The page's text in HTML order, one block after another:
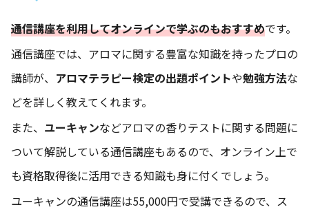
通信講座を利用してオンラインで学ぶのもおすすめです。
通信講座では、アロマに関する豊富な知識を持ったプロの
講師が、 アロマテラピー検定の出題ポイントや勉強方法な
どを詳しく教えてくれます。
また、 ユーキャンなどアロマの香りテストに関する問題に
ついて解説している通信講座もあるので、オンライン上で
も資格取得後に活用できる知識も身に付くでしょう。
ユーキャンの通信講座は55,000円で受講できるので、ス